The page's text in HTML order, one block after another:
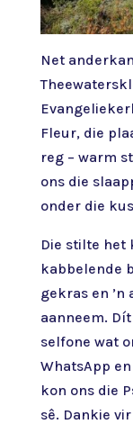
Net
Fleur, die
reg – warm
ons die
onder die
Die stilte het
kabbelende
gekras en
aanneem.
selfone wat
WhatsApp
kon ons die
sê. Dankie